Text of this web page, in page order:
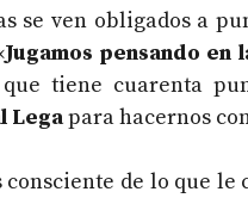
se ven obligados a
Jugamos pensando en
tiene cuarenta
Legapara hacernos
de lo que le